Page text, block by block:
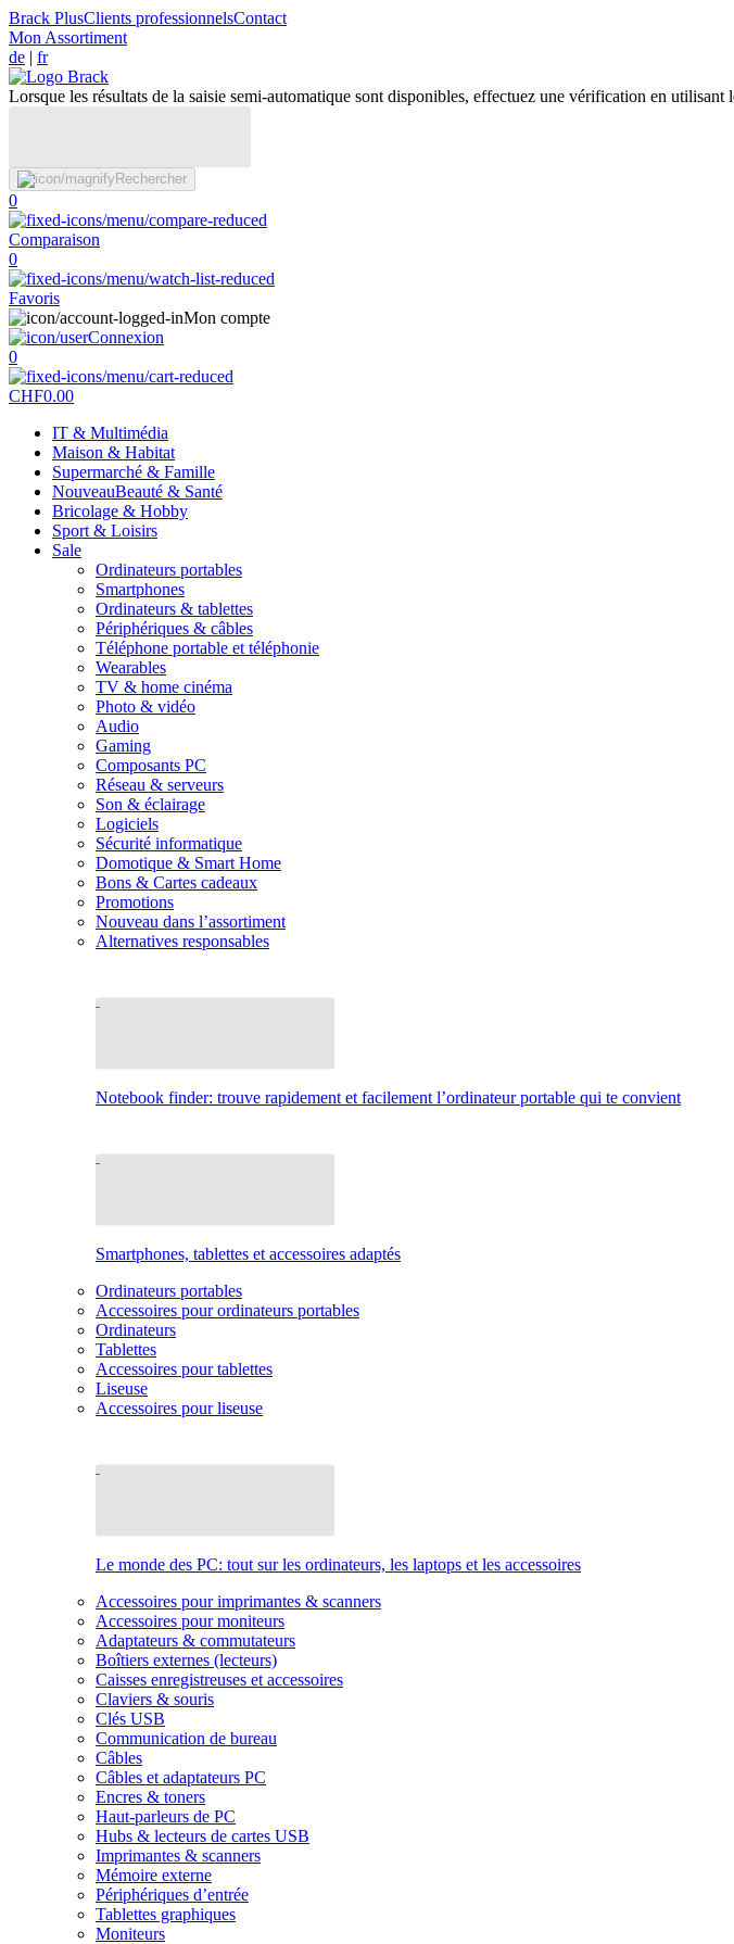
Brack PlusClients professionnelsContact
Mon Assortiment
de | fr
Lorsque les résultats de la saisie semi-automatique sont disponibles, effectuez une vérification en
Rechercher
0
Comparaison
0
Favoris
Mon compte
Connexion
0
CHF0.00
IT & Multimédia
Maison & Habitat
Supermarché & Famille
NouveauBeauté & Santé
Bricolage & Hobby
Sport & Loisirs
Sale
Ordinateurs portables
Smartphones
Ordinateurs & tablettes
Périphériques & câbles
Téléphone portable et téléphonie
Wearables
TV & home cinéma
Photo & vidéo
Audio
Gaming
Composants PC
Réseau & serveurs
Son & éclairage
Logiciels
Sécurité informatique
Domotique & Smart Home
Bons & Cartes cadeaux
Promotions
Nouveau dans l’assortiment
Alternatives responsables
Notebook finder: trouve rapidement et facilement l’ordinateur portable qui te convient
Smartphones, tablettes et accessoires adaptés
Ordinateurs portables
Accessoires pour ordinateurs portables
Ordinateurs
Tablettes
Accessoires pour tablettes
Liseuse
Accessoires pour liseuse
Le monde des PC: tout sur les ordinateurs, les laptops et les accessoires
Accessoires pour imprimantes & scanners
Accessoires pour moniteurs
Adaptateurs & commutateurs
Boîtiers externes (lecteurs)
Caisses enregistreuses et accessoires
Claviers & souris
Clés USB
Communication de bureau
Câbles
Câbles et adaptateurs PC
Encres & toners
Haut-parleurs de PC
Hubs & lecteurs de cartes USB
Imprimantes & scanners
Mémoire externe
Périphériques d’entrée
Tablettes graphiques
Moniteurs